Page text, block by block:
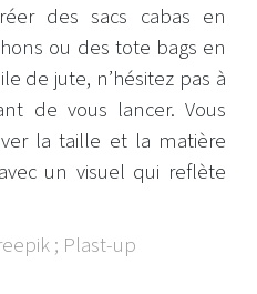
des sacs cabas en
ou des tote bags en
de jute, n’hésitez pas à
de vous lancer. Vous
la taille et la matière
un visuel qui reflète
; Plast-up